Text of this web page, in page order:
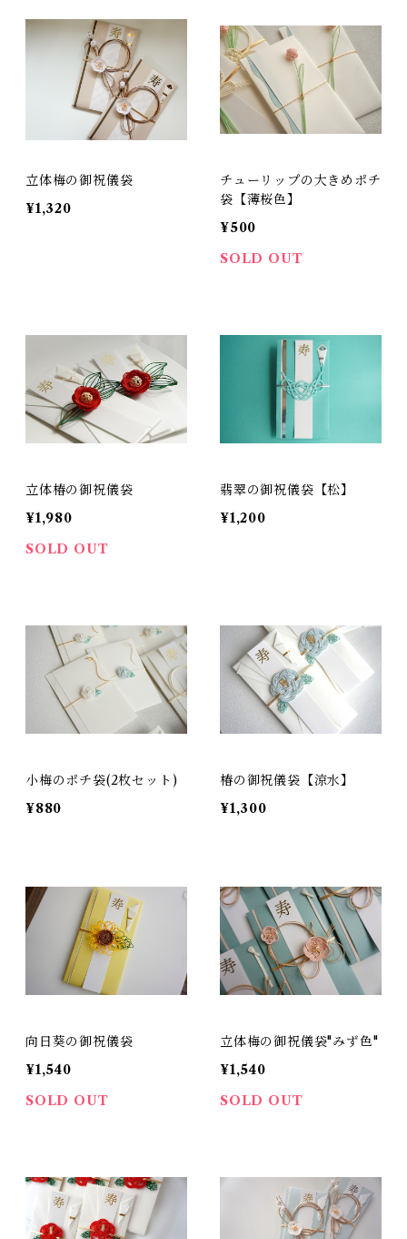
立体梅の御祝儀袋
¥1,320
チューリップの大きめポチ
袋【薄桜色】
¥500
SOLD OUT
立体椿の御祝儀袋
¥1,980
SOLD OUT
翡翠の御祝儀袋【松】
¥1,200
小梅のポチ袋(2枚セット)
¥880
椿の御祝儀袋【涼水】
¥1,300
向日葵の御祝儀袋
¥1,540
SOLD OUT
立体梅の御祝儀袋"みず色"
¥1,540
SOLD OUT